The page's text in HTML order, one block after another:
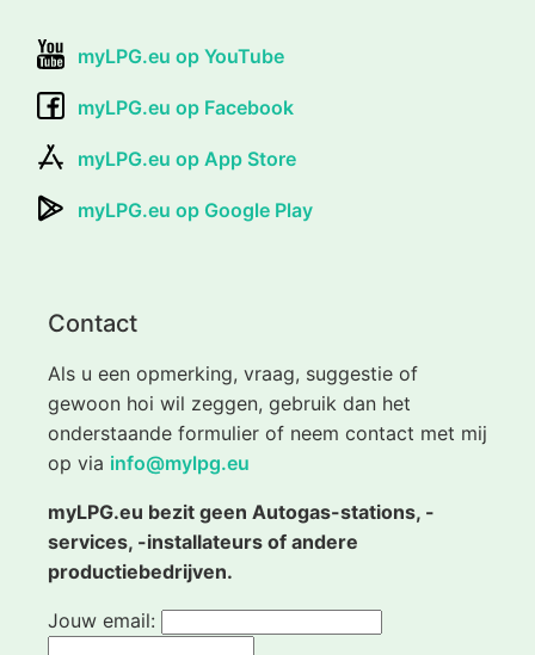
myLPG.eu op YouTube
myLPG.eu op Facebook
myLPG.eu op App Store
myLPG.eu op Google Play
Contact
Als u een opmerking, vraag, suggestie of
gewoon hoi wil zeggen, gebruik dan het
onderstaande formulier of neem contact met mij
op via info@mylpg.eu
myLPG.eu bezit geen Autogas-stations, -
services, -installateurs of andere
productiebedrijven.
Jouw email: